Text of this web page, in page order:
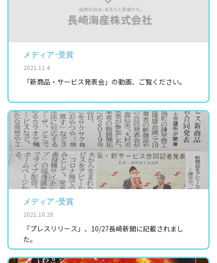
メディア･受賞
2021.11.4
「新商品・サービス発表会」の動画、ご覧ください。
メディア･受賞
2021.10.28
「プレスリリース」、10/27長崎新聞に記載されまし
た。